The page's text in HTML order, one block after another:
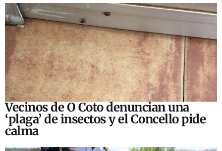
Vecinos de O Coto denuncian una
‘plaga’ de insectos y el Concello pide
calma